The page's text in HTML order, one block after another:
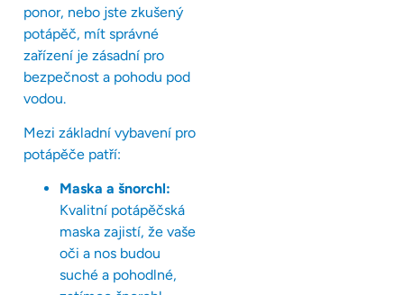
ponor, nebo jste zkušený
potápěč, mít správné
zařízení je zásadní pro
bezpečnost a pohodu pod
vodou.
Mezi základní vybavení pro
potápěče patří:
Maska a šnorchl:
Kvalitní potápěčská
maska zajistí, že vaše
oči a nos budou
suché a pohodlné,